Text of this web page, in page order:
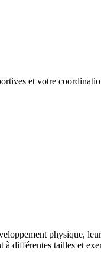
et votre
physique,
différentes tailles et